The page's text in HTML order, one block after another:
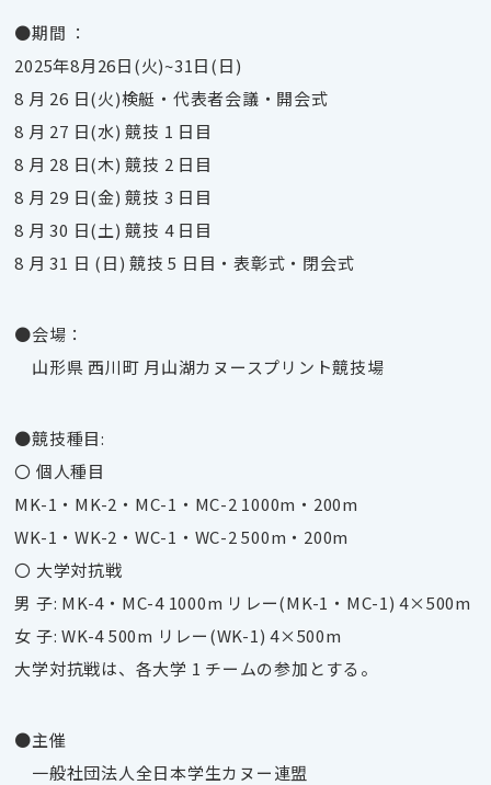
●期間 ：
2025年8月26日(火)~31日(日)
8 月 26 日(火)検艇・代表者会議・開会式
8 月 27 日(水) 競技 1 日目
8 月 28 日(木) 競技 2 日目
8 月 29 日(金) 競技 3 日目
8 月 30 日(土) 競技 4 日目
8 月 31 日 (日) 競技 5 日目・表彰式・閉会式
●会場：
山形県 西川町 月山湖カヌースプリント競技場
●競技種目:
〇 個人種目
MK-1・MK-2・MC-1・MC-2 1000m・200m
WK-1・WK-2・WC-1・WC-2 500m・200m
〇 大学対抗戦
男 子: MK-4・MC-4 1000m リレー(MK-1・MC-1) 4×500m
女 子: WK-4 500m リレー(WK-1) 4×500m
大学対抗戦は、各大学 1 チームの参加とする。
●主催
一般社団法人全日本学生カヌー連盟